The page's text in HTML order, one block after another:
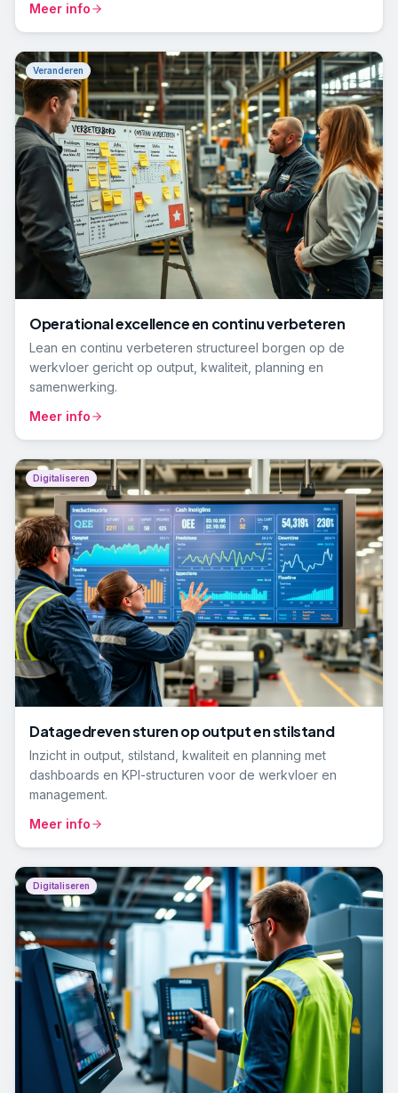
Meer info
Veranderen
Operational excellence en continu verbeteren
Lean en continu verbeteren structureel borgen op de
werkvloer gericht op output, kwaliteit, planning en
samenwerking.
Meer info
Digitaliseren
Datagedreven sturen op output en stilstand
Inzicht in output, stilstand, kwaliteit en planning met
dashboards en KPI-structuren voor de werkvloer en
management.
Meer info
Digitaliseren